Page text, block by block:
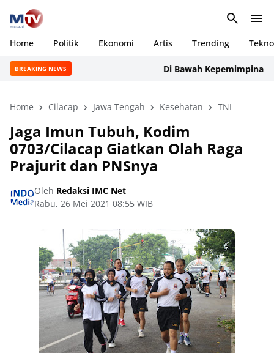
Home Politik Ekonomi Artis Trending Tekno
BREAKING NEWS Di Bawah Kepemimpinan
Home Cilacap Jawa Tengah Kesehatan TNI
Jaga Imun Tubuh, Kodim
0703/Cilacap Giatkan Olah Raga
Prajurit dan PNSnya
Oleh Redaksi IMC Net
Rabu, 26 Mei 2021 08:55 WIB